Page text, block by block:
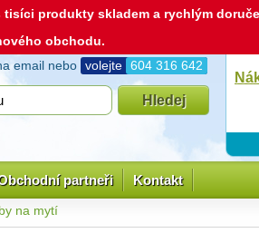
tisíci produkty skladem a rychlým
obchodu.
email nebo volejte 604 316 642
partneři Kontakt
na mytí